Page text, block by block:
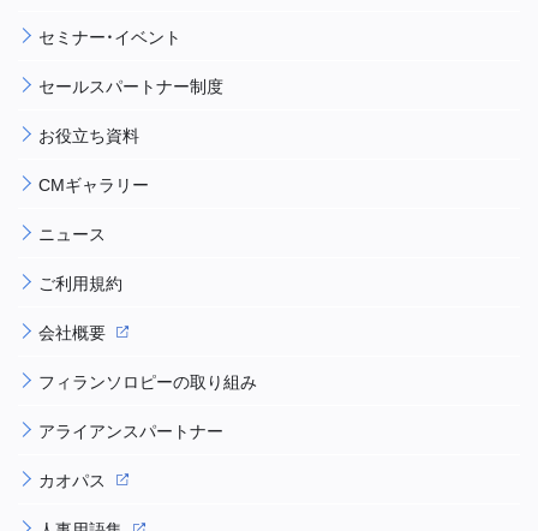
セミナー・イベント
セールスパートナー制度
お役立ち資料
CMギャラリー
ニュース
ご利用規約
会社概要
フィランソロピーの取り組み
アライアンスパートナー
カオパス